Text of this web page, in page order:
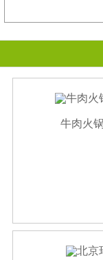
牛肉火
更高效、